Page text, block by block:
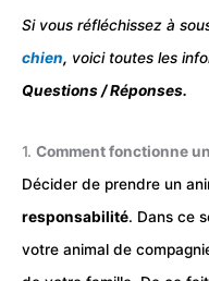
Si vous réfléchissez à
chien, voici toutes les
Questions / Réponses.
1. Comment fonctionne
Décider de prendre un
responsabilité. Dans ce
votre animal de